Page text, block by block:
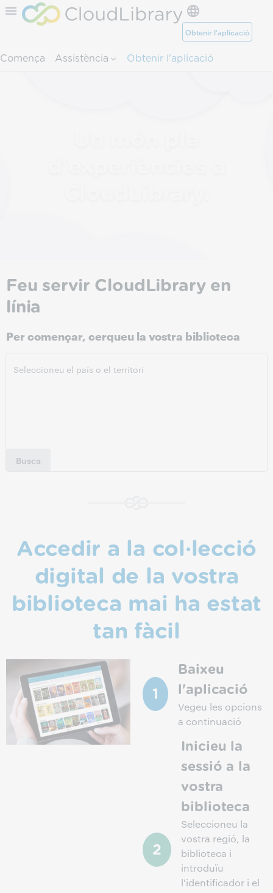
Salteu al contingut de la pàgina.
Obtenir l'aplicació
Comença Assistència Obtenir l'aplicació
Feu servir CloudLibrary en
línia
Per començar, cerqueu la vostra biblioteca
Busca
Accedir a la col·lecció
digital de la vostra
biblioteca mai ha estat
tan fàcil
Baixeu
l'aplicació
Vegeu les opcions
a continuació
Inicieu la
sessió a la
vostra
biblioteca
Seleccioneu la
vostra regió, la
biblioteca i
introduïu
l'identificador i el